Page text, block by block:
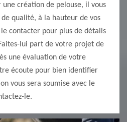
une création de pelouse, il vous
qualité, à la hauteur de vos
le contacter pour plus de détails
lui part de votre projet de
une évaluation de votre
écoute pour bien identifier
vous sera soumise avec le
le.